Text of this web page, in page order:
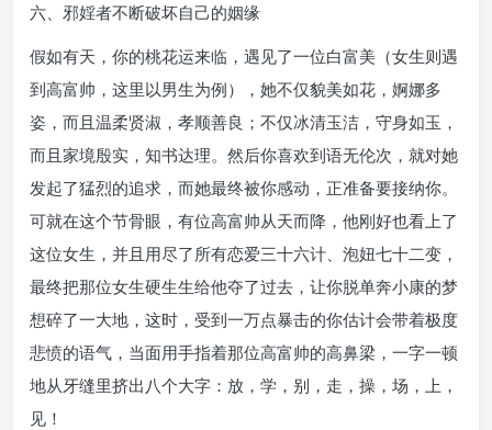
六、邪婬者不断破坏自己的姻缘
假如有天，你的桃花运来临，遇见了一位白富美（女生则遇
到高富帅，这里以男生为例），她不仅貌美如花，婀娜多
姿，而且温柔贤淑，孝顺善良；不仅冰清玉洁，守身如玉，
而且家境殷实，知书达理。然后你喜欢到语无伦次，就对她
发起了猛烈的追求，而她最终被你感动，正准备要接纳你。
可就在这个节骨眼，有位高富帅从天而降，他刚好也看上了
这位女生，并且用尽了所有恋爱三十六计、泡妞七十二变，
最终把那位女生硬生生给他夺了过去，让你脱单奔小康的梦
想碎了一大地，这时，受到一万点暴击的你估计会带着极度
悲愤的语气，当面用手指着那位高富帅的高鼻梁，一字一顿
地从牙缝里挤出八个大字：放，学，别，走，操，场，上，
见！